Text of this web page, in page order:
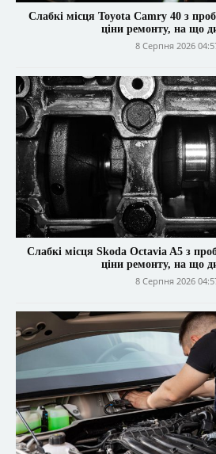
Слабкі місця Toyota Camry 40 з
ціни ремонту, на що
8 Серпня 2026
Слабкі місця Skoda Octavia A5 з
ціни ремонту, на що
8 Серпня 2026